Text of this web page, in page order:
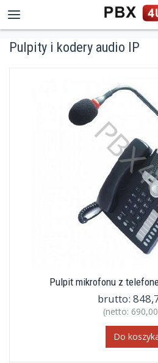
Pulpity i kodery audio IP
Pulpit mikrofonu z
brutto:
(netto:
Do